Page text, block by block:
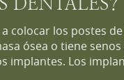
colocar los postes
ósea o tiene
implantes. Los